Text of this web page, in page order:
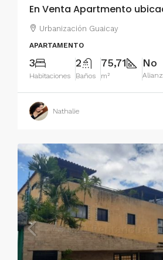
En Venta Apartmento
Urbanización Guaicay
APARTAMENTO
3
Habitaciones
2
Baños
75,71
m²
No
Nathalie